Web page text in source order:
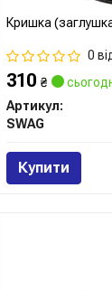
Кришка
0
310₴
Артикул:
SWAG
Купити